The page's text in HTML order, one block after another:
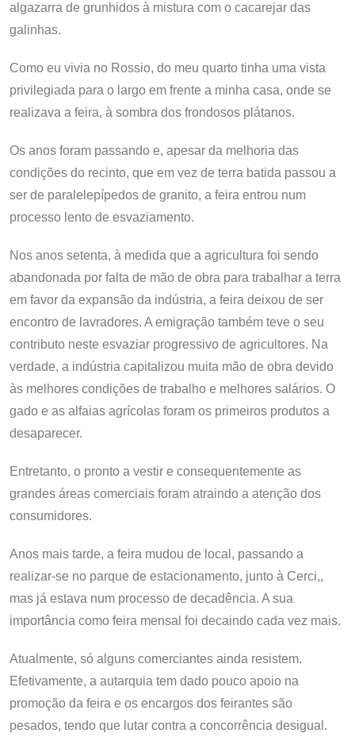
algazarra de grunhidos à mistura com o cacarejar das
galinhas.
Como eu vivia no Rossio, do meu quarto tinha uma vista
privilegiada para o largo em frente a minha casa, onde se
realizava a feira, à sombra dos frondosos plátanos.
Os anos foram passando e, apesar da melhoria das
condições do recinto, que em vez de terra batida passou a
ser de paralelepípedos de granito, a feira entrou num
processo lento de esvaziamento.
Nos anos setenta, à medida que a agricultura foi sendo
abandonada por falta de mão de obra para trabalhar a terra
em favor da expansão da indústria, a feira deixou de ser
encontro de lavradores. A emigração também teve o seu
contributo neste esvaziar progressivo de agricultores. Na
verdade, a indústria capitalizou muita mão de obra devido
às melhores condições de trabalho e melhores salários. O
gado e as alfaias agrícolas foram os primeiros produtos a
desaparecer.
Entretanto, o pronto a vestir e consequentemente as
grandes áreas comerciais foram atraindo a atenção dos
consumidores.
Anos mais tarde, a feira mudou de local, passando a
realizar-se no parque de estacionamento, junto à Cerci,,
mas já estava num processo de decadência. A sua
importância como feira mensal foi decaindo cada vez mais.
Atualmente, só alguns comerciantes ainda resistem.
Efetivamente, a autarquia tem dado pouco apoio na
promoção da feira e os encargos dos feirantes são
pesados, tendo que lutar contra a concorrência desigual.